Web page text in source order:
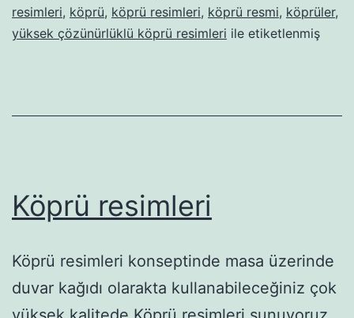
resimleri, köprü, köprü resimleri, köprü resmi, köprüler,
yüksek çözünürlüklü köprü resimleri ile etiketlenmiş
Köprü resimleri
Köprü resimleri konseptinde masa üzerinde
duvar kağıdı olarakta kullanabileceğiniz çok